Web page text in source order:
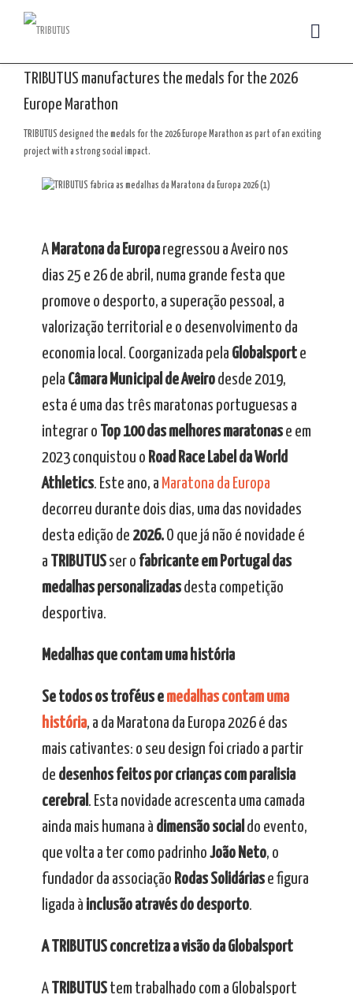
TRIBUTUS manufactures the medals for the 2026
Europe Marathon
TRIBUTUS designed the medals for the 2026 Europe Marathon as part of an exciting
project with a strong social impact.
A Maratona da Europaregressou a Aveiro nos
dias 25 e 26 de abril, numa grande festa que
promove o desporto, a superação pessoal, a
valorização territorial e o desenvolvimento da
economia local. Coorganizada pela Globalsporte
pela Câmara Municipal de Aveirodesde 2019,
esta é uma das três maratonas portuguesas a
integrar o
Top 100 das melhores maratonase em
2023 conquistou o Road Race Label da World
Athletics. Este ano, a Maratona da Europa
decorreu durante dois dias, uma das novidades
desta edição de 2026.O que já não é novidade é
a
TRIBUTUSser o fabricante em Portugal das
medalhas personalizadasdesta competição
desportiva.
Medalhas que contam uma história
Se todos os troféus e medalhas contam uma
história, a da Maratona da Europa 2026 é das
mais cativantes: o seu design foi criado a partir
de desenhos feitos por crianças com paralisia
cerebral . Esta novidade acrescenta uma camada
ainda mais humana à dimensão social do evento,
que volta a ter como padrinho João Neto, o
fundador da associação Rodas Solidáriase figura
ligada à inclusão através do desporto.
A TRIBUTUS concretiza a visão da Globalsport
A TRIBUTUStem trabalhado com a Globalsport